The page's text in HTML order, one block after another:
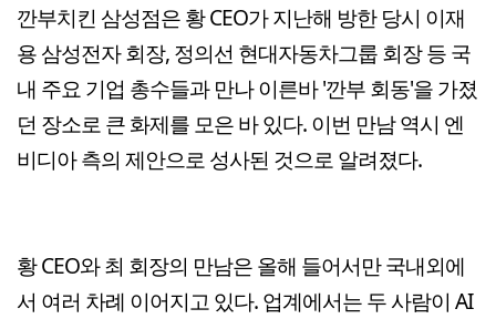
깐부치킨 삼성점은 황 CEO가 지난해 방한 당시 이재
용 삼성전자 회장, 정의선 현대자동차그룹 회장 등 국
내 주요 기업 총수들과 만나 이른바 '깐부 회동'을 가졌
던 장소로 큰 화제를 모은 바 있다. 이번 만남 역시 엔
비디아 측의 제안으로 성사된 것으로 알려졌다.
황 CEO와 최 회장의 만남은 올해 들어서만 국내외에
서 여러 차례 이어지고 있다. 업계에서는 두 사람이 AI